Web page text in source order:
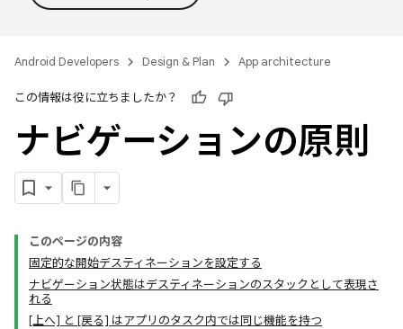
Android Developers Design & Plan App architecture
この情報は役に立ちましたか？
ナビゲーションの原則
このページの内容
固定的な開始デスティネーションを設定する
ナビゲーション状態はデスティネーションのスタックとして表現さ
れる
[上へ] と [戻る] はアプリのタスク内では同じ機能を持つ